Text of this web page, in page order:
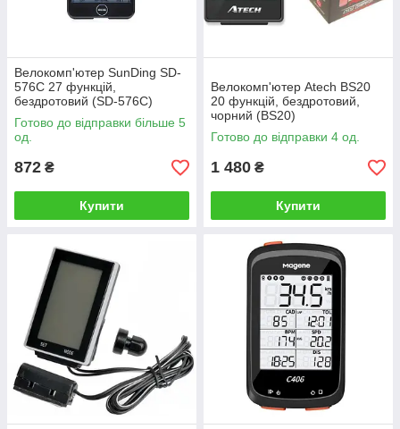
Велокомп'ютер SunDing SD-
576C 27 функцій,
бездротовий (SD-576C)
Готово до відправки більше 5
од.
872 ₴
Купити
Велокомп'ютер Atech BS20
20 функцій, бездротовий,
чорний (BS20)
Готово до відправки 4 од.
1 480 ₴
Купити